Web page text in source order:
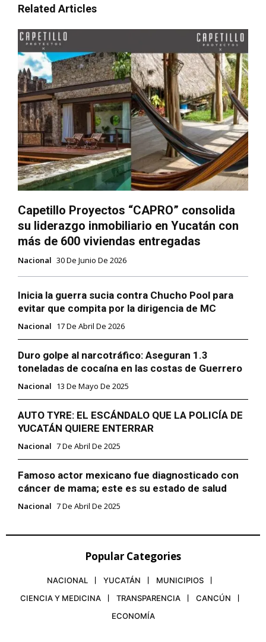
Related Articles
Capetillo Proyectos “CAPRO” consolida
su liderazgo inmobiliario en Yucatán con
más de 600 viviendas entregadas
Nacional 30 De Junio De 2026
Inicia la guerra sucia contra Chucho Pool para
evitar que compita por la dirigencia de MC
Nacional 17 De Abril De 2026
Duro golpe al narcotráfico: Aseguran 1.3
toneladas de cocaína en las costas de Guerrero
Nacional 13 De Mayo De 2025
AUTO TYRE: EL ESCÁNDALO QUE LA POLICÍA DE
YUCATÁN QUIERE ENTERRAR
Nacional 7 De Abril De 2025
Famoso actor mexicano fue diagnosticado con
cáncer de mama; este es su estado de salud
Nacional 7 De Abril De 2025
Popular Categories
NACIONAL YUCATÁN
MUNICIPIOS
CIENCIA Y MEDICINA
TRANSPARENCIA
CANCÚN
ECONOMÍA